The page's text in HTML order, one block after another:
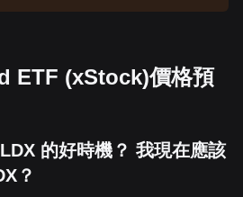
ETF (xStock)價格預
的好時機？ 我現在應該
？